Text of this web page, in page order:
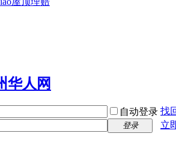
自动登录 找
登录
立